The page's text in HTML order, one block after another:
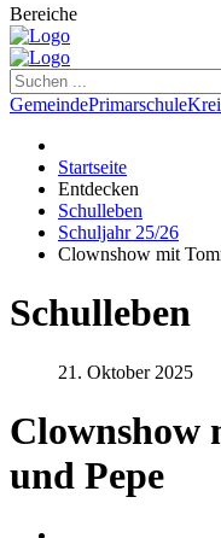
Bereiche
GemeindePrimarschule
Startseite
Entdecken
Schulleben
Schuljahr 25/26
Clownshow mit
Schulleben
21. Oktober 2025
Clownshow
und Pepe